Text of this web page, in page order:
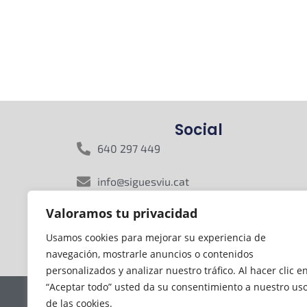
Valoramos tu privacidad
Usamos cookies para mejorar su experiencia de
navegación, mostrarle anuncios o contenidos
personalizados y analizar nuestro tráfico. Al hacer clic
“Aceptar todo” usted da su consentimiento a nuestro
de las cookies.
Social
640 297 449
info@siguesviu.cat
Rasa del Miquelet, 16, 08800 Vilanova i la
Geltrú, Barcelona